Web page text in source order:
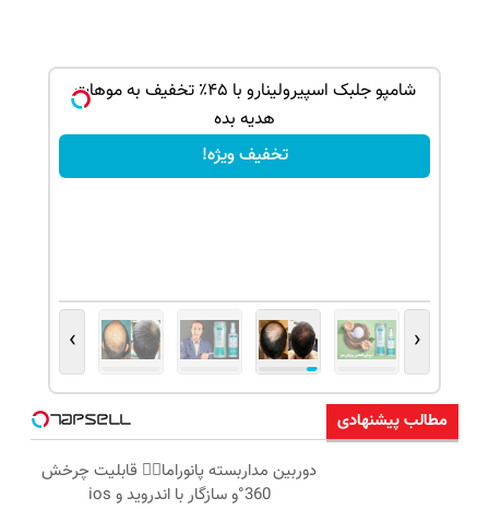
شامپو جلبک اسپیرولینارو با ۴۵٪ تخفیف به موهات
هدیه بده
تخفیف ویژه!
‹
›
مطالب پیشنهادی
دوربین مداربسته پانوراما👈🏻 قابلیت چرخش
360°و سازگار با اندروید و ios